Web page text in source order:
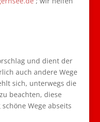
und dient der
auch andere Wege
sich, unterwegs die
beachten, diese
Wege abseits